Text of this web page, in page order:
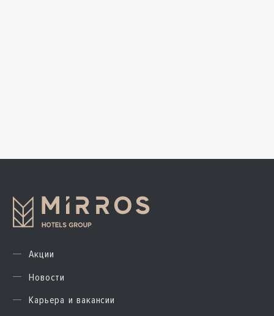
Акции
Новости
Карьера и вакансии